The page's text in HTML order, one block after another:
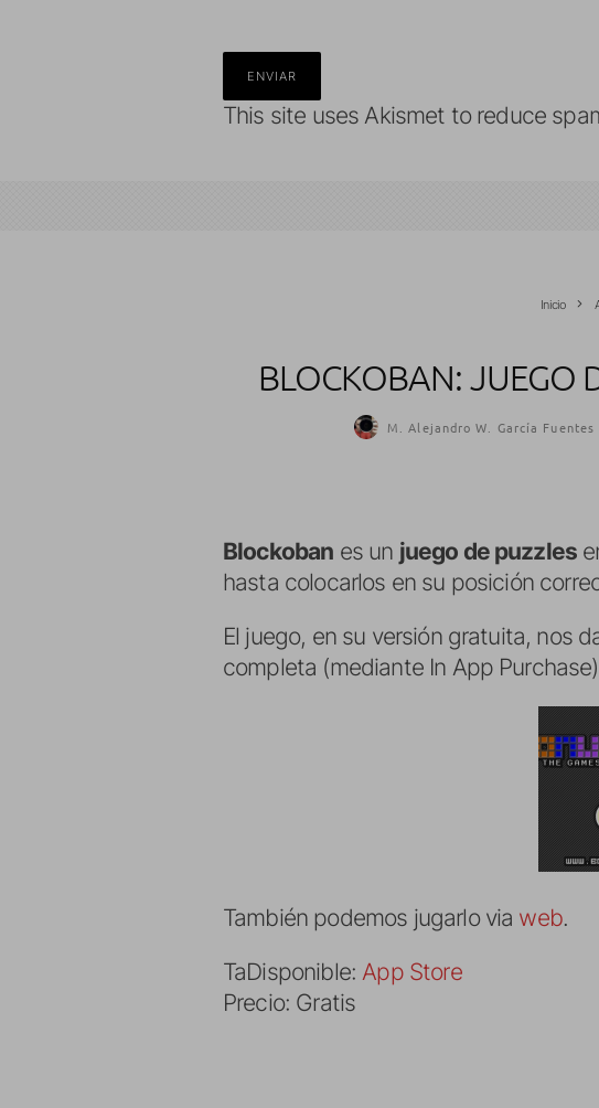
This site uses Akismet to reduce
Inicio
BLOCKOBAN: JUEGO
M. Alejandro W. García Fuentes
Blockoban es un juego de puzzles
hasta colocarlos en su posición
El juego, en su versión gratuita, nos
completa (mediante In App
También podemos jugarlo via web.
TaDisponible:App Store
Precio: Gratis